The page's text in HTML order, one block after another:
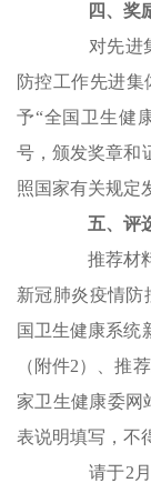
四、奖
对先进集
防控工作先进集
予“全国卫生健
号，颁发奖章和
照国家有关规定
五、评
推荐材料
新冠肺炎疫情防
国卫生健康系统
（附件2）、推
家卫生健康委网
表说明填写，不
请于2月